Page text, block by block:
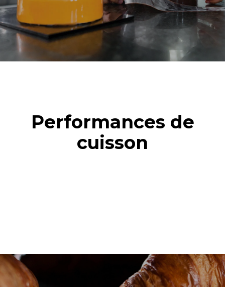
8 demi-charges de
croissants
1 nettoyage rapide
Performances de
cuisson